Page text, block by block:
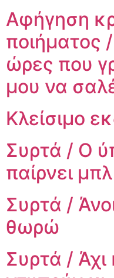
Αφήγηση
ποιήματος
ώρες που
μου να
Κλείσιμο
Συρτά / Ο
παίρνει
Συρτά /
θωρώ
Συρτά / Άχι